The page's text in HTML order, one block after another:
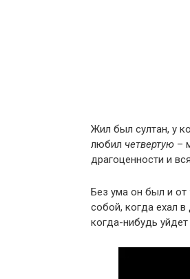
Жил был султан, у
любил четвертую –
драгоценности и
Без ума он был и от
собой, когда ехал
когда-нибудь уйдет